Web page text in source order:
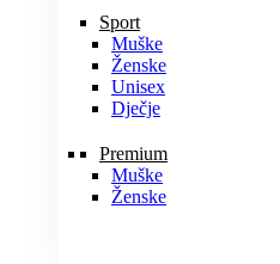
Sport
Muške
Ženske
Unisex
Dječje
Premium
Muške
Ženske